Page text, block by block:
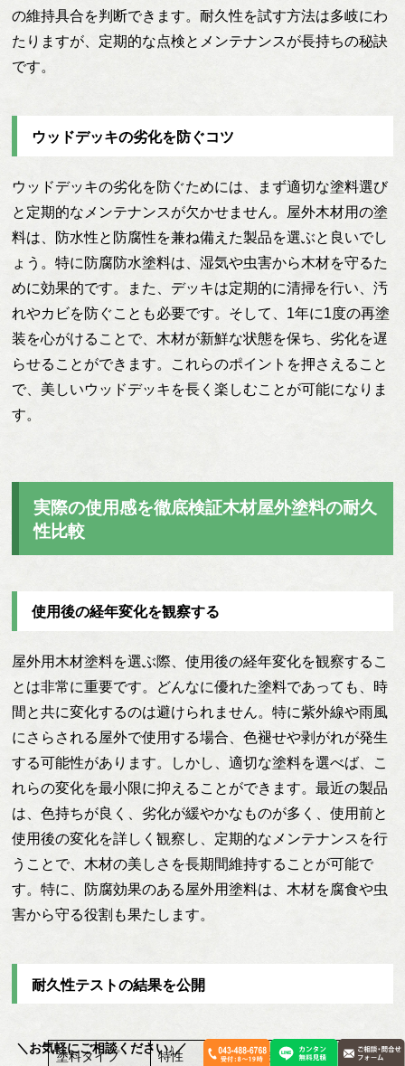
の維持具合を判断できます。耐久性を試す方法は多岐にわ
たりますが、定期的な点検とメンテナンスが長持ちの秘訣
です。
ウッドデッキの劣化を防ぐコツ
ウッドデッキの劣化を防ぐためには、まず適切な塗料選び
と定期的なメンテナンスが欠かせません。屋外木材用の塗
料は、防水性と防腐性を兼ね備えた製品を選ぶと良いでし
ょう。特に防腐防水塗料は、湿気や虫害から木材を守るた
めに効果的です。また、デッキは定期的に清掃を行い、汚
れやカビを防ぐことも必要です。そして、1年に1度の再塗
装を心がけることで、木材が新鮮な状態を保ち、劣化を遅
らせることができます。これらのポイントを押さえること
で、美しいウッドデッキを長く楽しむことが可能になりま
す。
実際の使用感を徹底検証木材屋外塗料の耐久
性比較
使用後の経年変化を観察する
屋外用木材塗料を選ぶ際、使用後の経年変化を観察するこ
とは非常に重要です。どんなに優れた塗料であっても、時
間と共に変化するのは避けられません。特に紫外線や雨風
にさらされる屋外で使用する場合、色褪せや剥がれが発生
する可能性があります。しかし、適切な塗料を選べば、こ
れらの変化を最小限に抑えることができます。最近の製品
は、色持ちが良く、劣化が緩やかなものが多く、使用前と
使用後の変化を詳しく観察し、定期的なメンテナンスを行
うことで、木材の美しさを長期間維持することが可能で
す。特に、防腐効果のある屋外用塗料は、木材を腐食や虫
害から守る役割も果たします。
耐久性テストの結果を公開
塗料タイプ 特性 使用シーン
＼お気軽にご相談ください♪／